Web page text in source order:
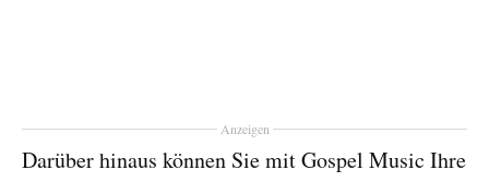
Anzeigen
Darüber hinaus können Sie mit Gospel Music Ihre